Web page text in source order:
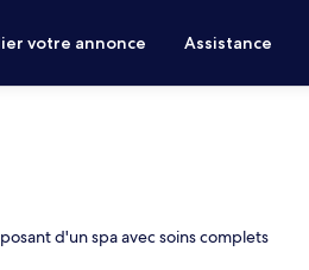
votre annonce Assistance
d'un spa avec soins complets